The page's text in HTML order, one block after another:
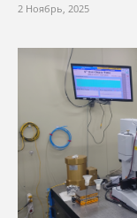
2 Ноябрь, 2025